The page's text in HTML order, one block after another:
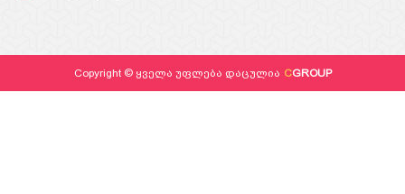
Copyright © ყველა უფლება დაცულია CGROUP